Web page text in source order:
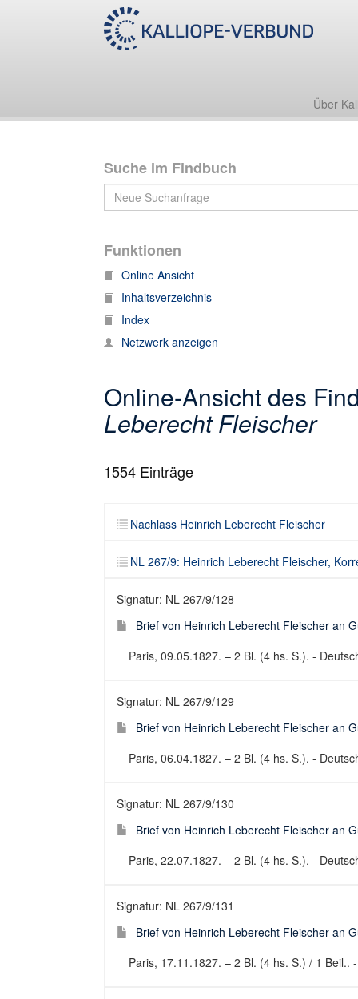
Über
Suche im Findbuch
Funktionen
Online Ansicht
Inhaltsverzeichnis
Index
Netzwerk anzeigen
Online-Ansicht des
Leberecht Fleischer
1554 Einträge
Nachlass Heinrich Leberecht Fleischer
NL 267/9: Heinrich Leberecht Fleischer, Korrespondenz
Nachlass Heinrich Leberecht Fleischer
NL 267/9: Heinrich Leberecht Fleischer,
Signatur: NL 267/9/128
Brief von Heinrich Leberecht Fleischer an
Paris, 09.05.1827. – 2 Bl. (4 hs. S.). -
Signatur: NL 267/9/129
Brief von Heinrich Leberecht Fleischer an
Paris, 06.04.1827. – 2 Bl. (4 hs. S.). -
Signatur: NL 267/9/130
Brief von Heinrich Leberecht Fleischer an
Paris, 22.07.1827. – 2 Bl. (4 hs. S.). -
Signatur: NL 267/9/131
Brief von Heinrich Leberecht Fleischer an
Paris, 17.11.1827. – 2 Bl. (4 hs. S.) / 1 Beil..